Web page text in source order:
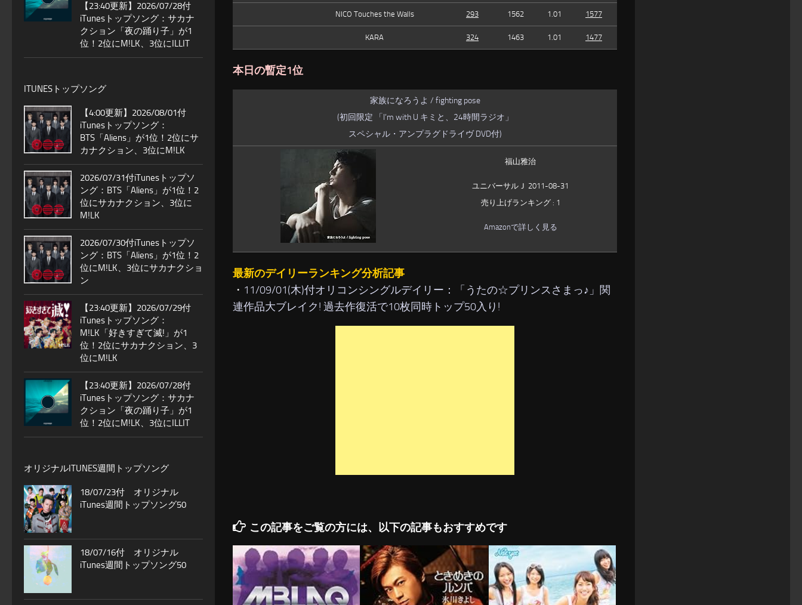
NICO Touches the Walls 293 1562 1.01 1577
KARA 324 1463 1.01 1477
本日の暫定1位
家族になろうよ / fighting pose
(初回限定 「I’m with U キミと、24時間ラジオ」
スペシャル・アンプラグドライヴ DVD付)
福山雅治
ユニバーサルＪ 2011-08-31
売り上げランキング : 1
Amazonで詳しく見る
最新のデイリーランキング分析記事
・ 11/09/01(木)付オリコンシングルデイリー：「うたの☆プリンスさまっ♪」関
連作品大ブレイク! 過去作復活で10枚同時トップ50入り!
この記事をご覧の方には、以下の記事もおすすめです
【23:40更新】2026/07/28付
iTunesトップソング：サカナ
クション「夜の踊り子」が1
位！2位にM!LK、3位にILLIT
ITUNESトップソング
【4:00更新】2026/08/01付
iTunesトップソング：
BTS「Aliens」が1位！2位にサ
カナクション、3位にM!LK
2026/07/31付iTunesトップソ
ング：BTS「Aliens」が1位！2
位にサカナクション、3位に
M!LK
2026/07/30付iTunesトップソ
ング：BTS「Aliens」が1位！2
位にM!LK、3位にサカナクショ
ン
【23:40更新】2026/07/29付
iTunesトップソング：
M!LK「好きすぎて滅!」が1
位！2位にサカナクション、3
位にM!LK
【23:40更新】2026/07/28付
iTunesトップソング：サカナ
クション「夜の踊り子」が1
位！2位にM!LK、3位にILLIT
オリジナルITUNES週間トップソング
18/07/23付 オリジナル
iTunes週間トップソング50
18/07/16付 オリジナル
iTunes週間トップソング50